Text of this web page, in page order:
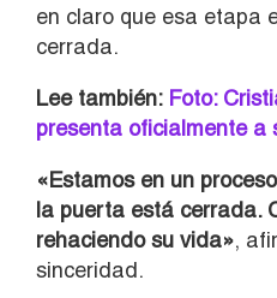
en claro que esa etapa
cerrada.
Lee también: Foto:
presenta oficialmente a
«Estamos en un
la puerta está cerrada.
rehaciendo su vida»,
sinceridad.